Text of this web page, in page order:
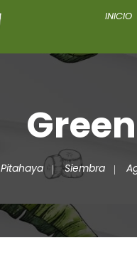
INICIO
Pitahaya Siembra